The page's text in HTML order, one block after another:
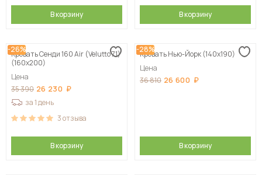
В корзину В корзину
-26%
Кровать Сенди 160 Air (Velutto 71)
(160х200)
Цена
35 390 26 230
за 1 день
3отзыва
В корзину
-28%
Кровать Нью-Йорк (140х190)
Цена
36 810 26 600
В корзину